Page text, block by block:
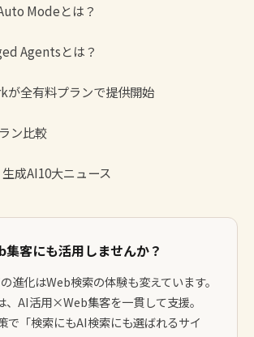
Modeとは？
Agentsとは？
が全有料プランで提供開始
ン比較
生成AI10大ニュース
客にも活用しませんか？
進化はWeb検索の体験も変えています。
、AI活用×Web集客を一貫して支援。
で「検索にもAI検索にも選ばれるサイ